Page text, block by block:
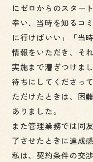
にゼロからのスター
幸い、当時を知るコ
に行けばいい」「当
情報をいただき、そ
実施まで漕ぎつけま
待ちにしてくださっ
ただけたときは、困
ありました。
また管理業務では同
了させたときに達成
私は、契約条件の交